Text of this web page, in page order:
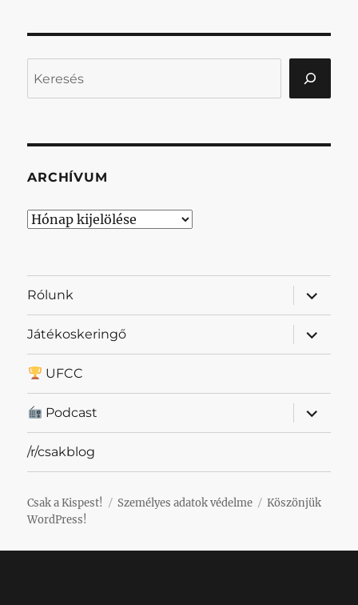
ARCHÍVUM
Archívum
Rólunk
almenü
Játékoskeringő
almenü
UFCC
Podcast
almenü
/r/csakblog
Csak a Kispest! Személyes adatok védelme
Köszönjük
WordPress!